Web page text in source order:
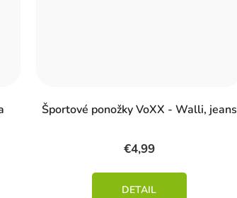
Športové ponožky VoXX - Walli, jeans
€4,99
DETAIL